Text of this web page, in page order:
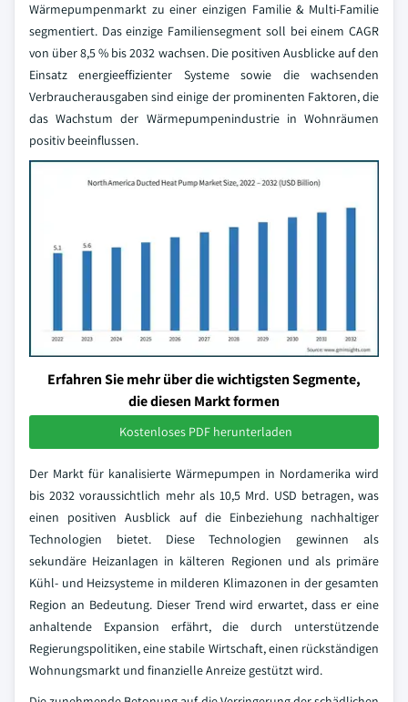
Wärmepumpenmarkt zu einer einzigen Familie & Multi-Familie
segmentiert. Das einzige Familiensegment soll bei einem CAGR
von über 8,5 % bis 2032 wachsen. Die positiven Ausblicke auf den
Einsatz energieeffizienter Systeme sowie die wachsenden
Verbraucherausgaben sind einige der prominenten Faktoren, die
das Wachstum der Wärmepumpenindustrie in Wohnräumen
positiv beeinflussen.
Erfahren Sie mehr über die wichtigsten Segmente,
die diesen Markt formen
Kostenloses PDF herunterladen
Der Markt für kanalisierte Wärmepumpen in Nordamerika wird
bis 2032 voraussichtlich mehr als 10,5 Mrd. USD betragen, was
einen positiven Ausblick auf die Einbeziehung nachhaltiger
Technologien bietet. Diese Technologien gewinnen als
sekundäre Heizanlagen in kälteren Regionen und als primäre
Kühl- und Heizsysteme in milderen Klimazonen in der gesamten
Region an Bedeutung. Dieser Trend wird erwartet, dass er eine
anhaltende Expansion erfährt, die durch unterstützende
Regierungspolitiken, eine stabile Wirtschaft, einen rückständigen
Wohnungsmarkt und finanzielle Anreize gestützt wird.